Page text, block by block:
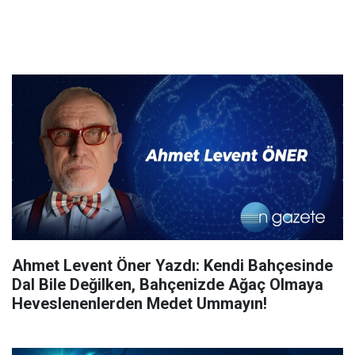
Ahmet Levent Öner Yazdı: Kendi Bahçesinde
Dal Bile Değilken, Bahçenizde Ağaç Olmaya
Heveslenenlerden Medet Ummayın!